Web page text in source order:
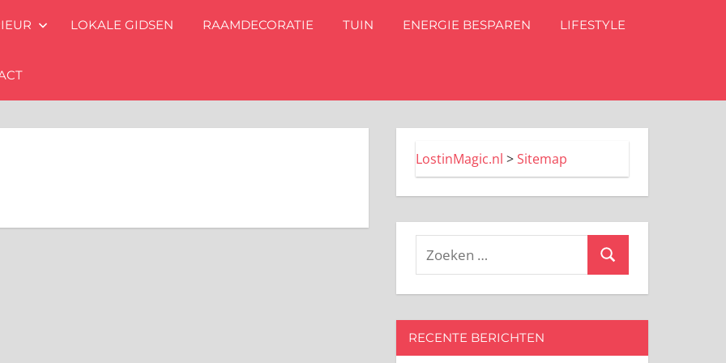
LOKALE GIDSEN RAAMDECORATIE TUIN ENERGIE BESPAREN LIFESTYLE
LostinMagic.nl >Sitemap
Zoeken
Zoeken
RECENTE BERICHTEN